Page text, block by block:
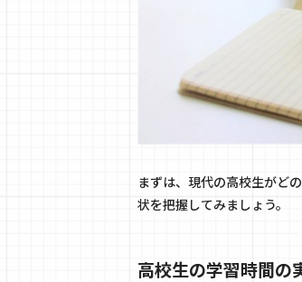
まずは、現代の高校生がど
状を把握してみましょう。
高校生の学習時間の